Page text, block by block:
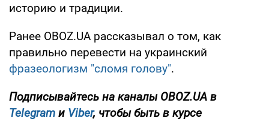
историю и традиции.
Ранее OBOZ.UA рассказывал о том, как
правильно перевести на украинский
фразеологизм "сломя голову".
Подписывайтесь на каналы OBOZ.UA в
Telegram и Viber, чтобы быть в курсе